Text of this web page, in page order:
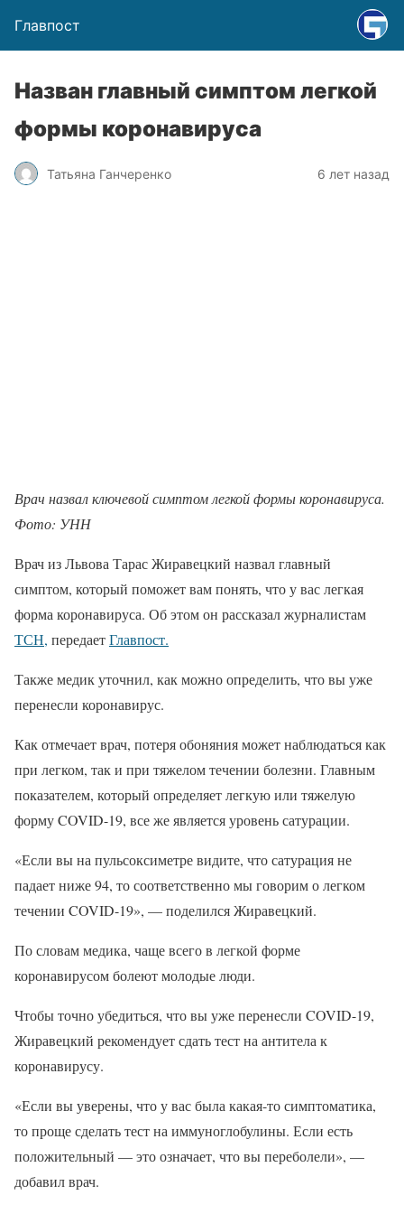
Главпост
Назван главный симптом легкой
формы коронавируса
Татьяна Ганчеренко 6 лет назад
Врач назвал ключевой симптом легкой формы коронавируса.
Фото: УНН
Врач из Львова Тарас Жиравецкий назвал главный
симптом, который поможет вам понять, что у вас легкая
форма коронавируса. Об этом он рассказал журналистам
ТСН, передаетГлавпост.
Также медик уточнил, как можно определить, что вы уже
перенесли коронавирус.
Как отмечает врач, потеря обоняния может наблюдаться как
при легком, так и при тяжелом течении болезни. Главным
показателем, который определяет легкую или тяжелую
форму COVID-19, все же является уровень сатурации.
«Если вы на пульсоксиметре видите, что сатурация не
падает ниже 94, то соответственно мы говорим о легком
течении COVID-19», — поделился Жиравецкий.
По словам медика, чаще всего в легкой форме
коронавирусом болеют молодые люди.
Чтобы точно убедиться, что вы уже перенесли COVID-19,
Жиравецкий рекомендует сдать тест на антитела к
коронавирусу.
«Если вы уверены, что у вас была какая-то симптоматика,
то проще сделать тест на иммуноглобулины. Если есть
положительный — это означает, что вы переболели», —
добавил врач.